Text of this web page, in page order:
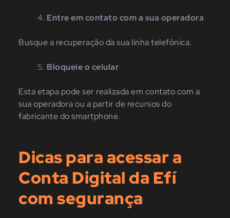
Entre em contato com a sua operadora
Busque a recuperação da sua linha telefônica.
Bloqueie o celular
Esta etapa pode ser realizada em contato com a
sua operadora ou a partir de recursos do
fabricante do smartphone.
Dicas para acessar a
Conta Digital da Efí
com segurança